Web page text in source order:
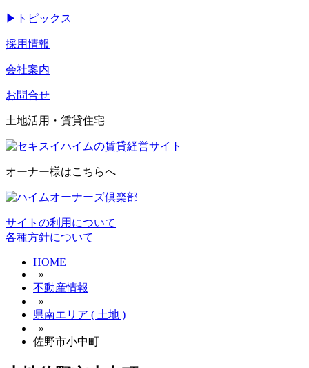
▶ トピックス
採用情報
会社案内
お問合せ
土地活用・賃貸住宅
オーナー様はこちらへ
サイトの利用について
各種方針について
HOME
»
不動産情報
»
県南エリア ( 土地 )
»
佐野市小中町